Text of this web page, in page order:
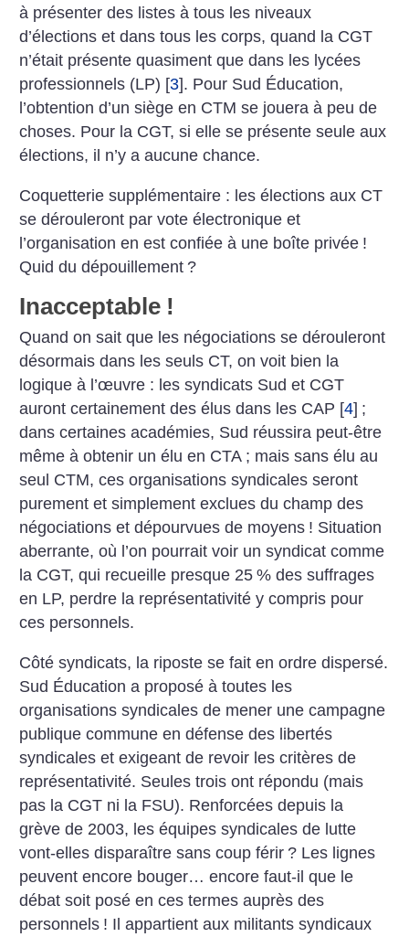
à présenter des listes à tous les niveaux
d’élections et dans tous les corps, quand la CGT
n’était présente quasiment que dans les lycées
professionnels (LP) [3]. Pour Sud Éducation,
l’obtention d’un siège en CTM se jouera à peu de
choses. Pour la CGT, si elle se présente seule aux
élections, il n’y a aucune chance.
Coquetterie supplémentaire : les élections aux CT
se dérouleront par vote électronique et
l’organisation en est confiée à une boîte privée !
Quid du dépouillement ?
Inacceptable !
Quand on sait que les négociations se dérouleront
désormais dans les seuls CT, on voit bien la
logique à l’œuvre : les syndicats Sud et CGT
auront certainement des élus dans les CAP [4] ;
dans certaines académies, Sud réussira peut-être
même à obtenir un élu en CTA ; mais sans élu au
seul CTM, ces organisations syndicales seront
purement et simplement exclues du champ des
négociations et dépourvues de moyens ! Situation
aberrante, où l’on pourrait voir un syndicat comme
la CGT, qui recueille presque 25 % des suffrages
en LP, perdre la représentativité y compris pour
ces personnels.
Côté syndicats, la riposte se fait en ordre dispersé.
Sud Éducation a proposé à toutes les
organisations syndicales de mener une campagne
publique commune en défense des libertés
syndicales et exigeant de revoir les critères de
représentativité. Seules trois ont répondu (mais
pas la CGT ni la FSU). Renforcées depuis la
grève de 2003, les équipes syndicales de lutte
vont-elles disparaître sans coup férir ? Les lignes
peuvent encore bouger… encore faut-il que le
débat soit posé en ces termes auprès des
personnels ! Il appartient aux militants syndicaux